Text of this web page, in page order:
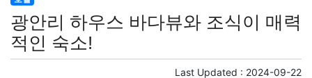
광안리 하우스 바다뷰와 조식이 매력
적인 숙소!
Last Updated : 2024-09-22